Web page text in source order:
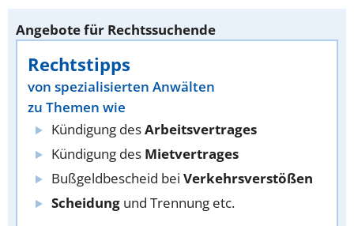
Angebote für Rechtssuchende
Rechtstipps
von spezialisierten Anwälten
zu Themen wie
Kündigung desArbeitsvertrages
Kündigung des Mietvertrages
Bußgeldbescheid bei Verkehrsverstößen
Scheidung und Trennung etc.